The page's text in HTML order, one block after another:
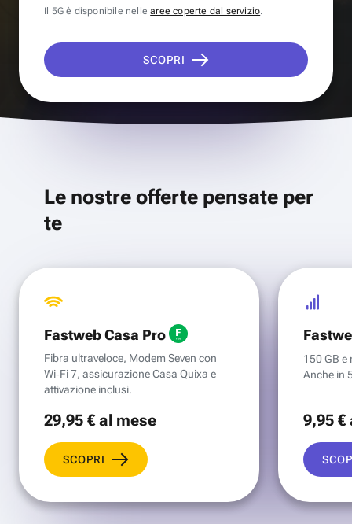
Il 5G è disponibile nellearee coperte dal servizio.
SCOPRI
Le nostre offerte pensate per
te
Fastweb Casa Pro
Fibra ultraveloce, Modem Seven con
Wi‑Fi 7, assicurazione Casa Quixa e
attivazione inclusi.
29,95 €al mese
SCOPRI
150 GB e
Anche in
9,95 €